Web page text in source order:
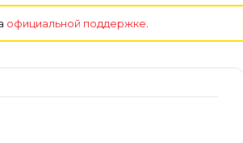
официальной поддержке